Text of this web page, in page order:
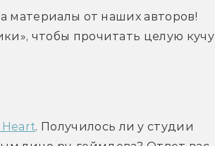
материалы от наших авторов!
чтобы прочитать целую кучу
. Получилось ли у студии